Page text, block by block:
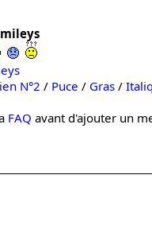
N°2 / Puce / Gras /
FAQ avant d'ajouter un